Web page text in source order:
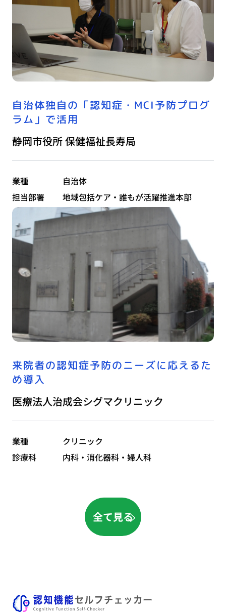
自治体独自の「認知症・MCI予防プログ
ラム」で活用
静岡市役所 保健福祉長寿局
業種
自治体
担当部署
地域包括ケア・誰もが活躍推進本部
来院者の認知症予防のニーズに応えるた
め導入
医療法人治成会シグマクリニック
業種
クリニック
診療科
内科・消化器科・婦人科
全て見る